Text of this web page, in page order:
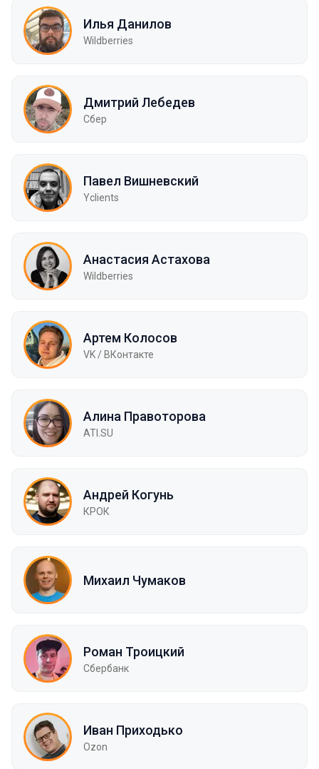
Илья Данилов
Wildberries
Дмитрий Лебедев
Сбер
Павел Вишневский
Yclients
Анастасия Астахова
Wildberries
Артем Колосов
VK / ВКонтакте
Алина Правоторова
ATI.SU
Андрей Когунь
КРОК
Михаил Чумаков
Роман Троицкий
Сбербанк
Иван Приходько
Ozon